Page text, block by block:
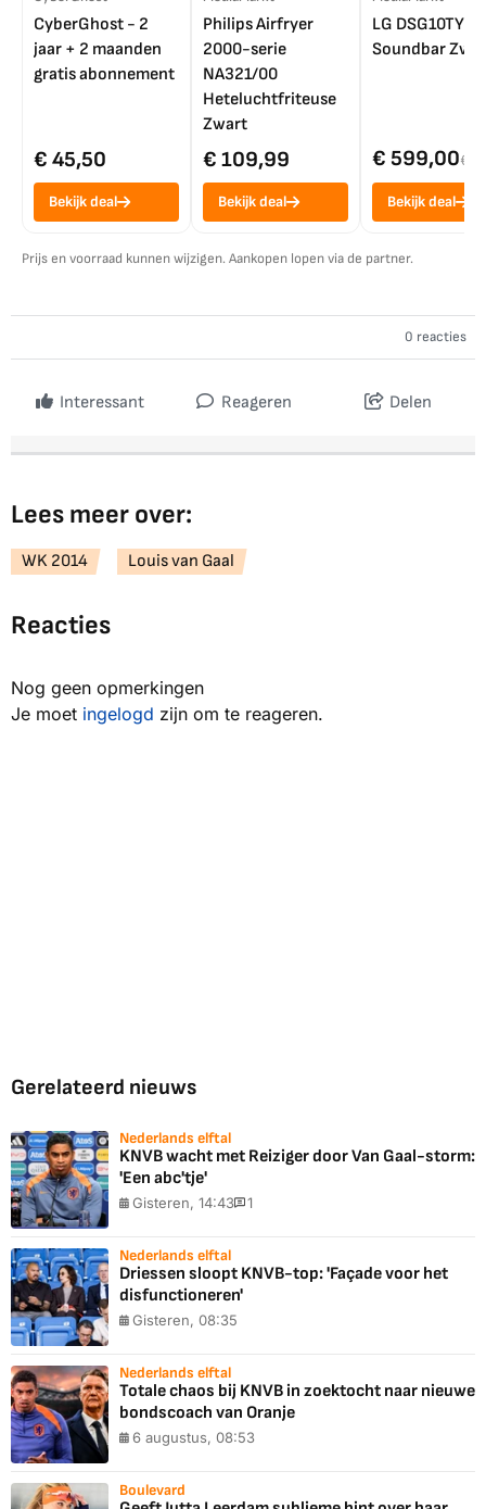
CyberGhost - 2
jaar + 2 maanden
gratis abonnement
€ 45,50
Bekijk deal
Philips Airfryer
2000-serie
NA321/00
Heteluchtfriteuse
Zwart
€ 109,99
Bekijk deal
LG DSG10TY
Soundbar
€ 599,00€
Bekijk deal
Prijs en voorraad kunnen wijzigen. Aankopen lopen via de partner.
0 reacties
Interessant Reageren Delen
Lees meer over:
WK 2014 Louis van Gaal
Reacties
Nog geen opmerkingen
Je moet ingelogd zijn om te reageren.
Gerelateerd nieuws
Nederlands elftal
KNVB wacht met Reiziger door Van Gaal-storm:
'Een abc'tje'
Gisteren, 14:43 1
Nederlands elftal
Driessen sloopt KNVB-top: 'Façade voor het
disfunctioneren'
Gisteren, 08:35
Nederlands elftal
Totale chaos bij KNVB in zoektocht naar nieuwe
bondscoach van Oranje
6 augustus, 08:53
Boulevard